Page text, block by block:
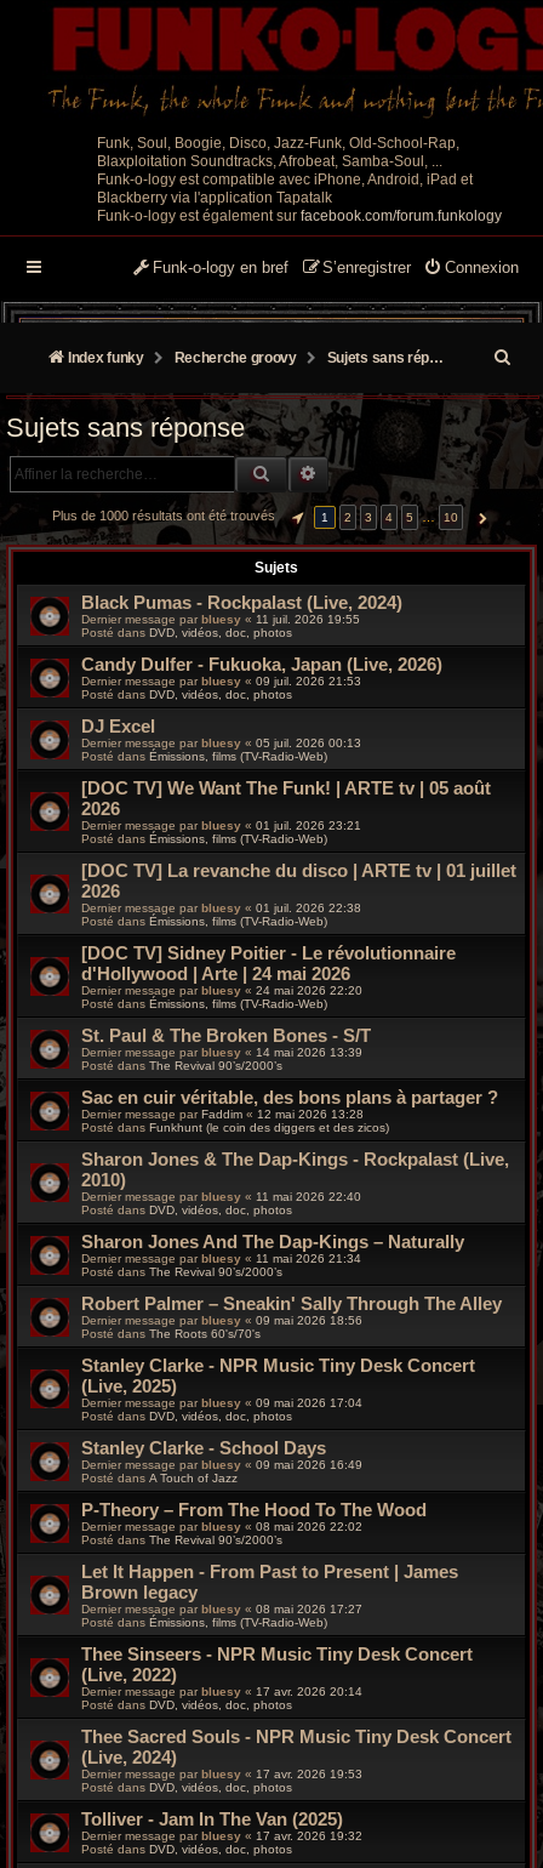
Funk, Soul, Boogie, Disco, Jazz-Funk, Old-School-Rap,
Blaxploitation Soundtracks, Afrobeat, Samba-Soul, ...
Funk-o-logy est compatible avec iPhone, Android, iPad et
Blackberry via l'application Tapatalk
Funk-o-logy est également sur facebook.com/forum.funkology
Connexion
S’enregistrer
Funk-o-logy en bref
Index funky Recherche groovy Sujets sans réponse
e
r
c
g
Sujets sans réponse
RECHERCHE GROOVY
RECHERCHE AVANCÉE
Plus de 1000 résultats ont été trouvés PAGE SUR10
1 2 3 4 5 … 10 SUIVANTE
Sujets
Black Pumas - Rockpalast (Live, 2024)
Dernier message par bluesy « 11 juil. 2026 19:55
Posté dans DVD, vidéos, doc, photos
Candy Dulfer - Fukuoka, Japan (Live, 2026)
Dernier message parbluesy « 09 juil. 2026 21:53
Posté dans DVD, vidéos, doc, photos
DJ Excel
Dernier message par bluesy « 05 juil. 2026 00:13
Posté dans Émissions, films (TV-Radio-Web)
[DOC TV] We Want The Funk! | ARTE tv | 05 août
2026
Dernier message par bluesy « 01 juil. 2026 23:21
Posté dans Émissions, films (TV-Radio-Web)
[DOC TV] La revanche du disco | ARTE tv | 01 juillet
2026
Dernier message par bluesy « 01 juil. 2026 22:38
Posté dans Émissions, films (TV-Radio-Web)
[DOC TV] Sidney Poitier - Le révolutionnaire
d'Hollywood | Arte | 24 mai 2026
Dernier message par bluesy « 24 mai 2026 22:20
Posté dans Émissions, films (TV-Radio-Web)
St. Paul & The Broken Bones - S/T
Dernier message par bluesy « 14 mai 2026 13:39
Posté dans The Revival 90’s/2000’s
Sac en cuir véritable, des bons plans à partager ?
Dernier message parFaddim « 12 mai 2026 13:28
Posté dans Funkhunt (le coin des diggers et des zicos)
Sharon Jones & The Dap-Kings - Rockpalast (Live,
2010)
Dernier message par bluesy « 11 mai 2026 22:40
Posté dans DVD, vidéos, doc, photos
Sharon Jones And The Dap-Kings – Naturally
Dernier message parbluesy « 11 mai 2026 21:34
Posté dans The Revival 90’s/2000’s
Robert Palmer – Sneakin' Sally Through The Alley
Dernier message par bluesy « 09 mai 2026 18:56
Posté dans The Roots 60's/70's
Stanley Clarke - NPR Music Tiny Desk Concert
(Live, 2025)
Dernier message par bluesy « 09 mai 2026 17:04
Posté dans DVD, vidéos, doc, photos
Stanley Clarke - School Days
Dernier message par bluesy « 09 mai 2026 16:49
Posté dans A Touch of Jazz
P-Theory – From The Hood To The Wood
Dernier message parbluesy « 08 mai 2026 22:02
Posté dans The Revival 90’s/2000’s
Let It Happen - From Past to Present | James
Brown legacy
Dernier message par bluesy « 08 mai 2026 17:27
Posté dans Émissions, films (TV-Radio-Web)
Thee Sinseers - NPR Music Tiny Desk Concert
(Live, 2022)
Dernier message par bluesy « 17 avr. 2026 20:14
Posté dans DVD, vidéos, doc, photos
Thee Sacred Souls - NPR Music Tiny Desk Concert
(Live, 2024)
Dernier message par bluesy « 17 avr. 2026 19:53
Posté dans DVD, vidéos, doc, photos
Tolliver - Jam In The Van (2025)
Dernier message parbluesy « 17 avr. 2026 19:32
Posté dans DVD, vidéos, doc, photos